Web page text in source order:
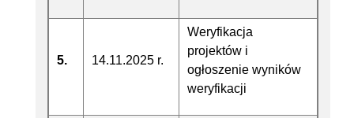
5. 14.11.2025 r.
Weryfikacja
projektów i
ogłoszenie wyników
weryfikacji